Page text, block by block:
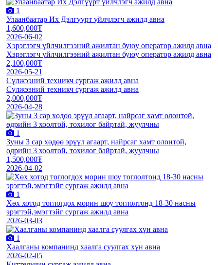
1
Улаанбаатар Их Дэлгүүрт үйлчлэгч ажилд авна
1,600,000₮
2026-06-02
Хэрэглэгч үйлчилгээний ажилтан буюу оператор ажилд авна
Хэрэглэгч үйлчилгээний ажилтан буюу оператор ажилд авна
2,100,000₮
2026-05-21
Сүлжээний техникч сургаж ажилд авна
Сүлжээний техникч сургаж ажилд авна
2,000,000₮
2026-04-28
1
Зуны 3 сар хөдөө эрүүл агаарт, найрсаг хамт олонтой,
өдрийн 3 хоолтой, тохилог байртай, жуулчны
1,500,000₮
2026-04-02
1
Хөх хотод тоглогдох морин шоу тоглолтонд 18-30 насны
эрэгтэй,эмэгтэйг сургаж ажилд авна
2026-03-03
1
Хаалганы компанинд хаалга суулгах хүн авна
2026-02-05